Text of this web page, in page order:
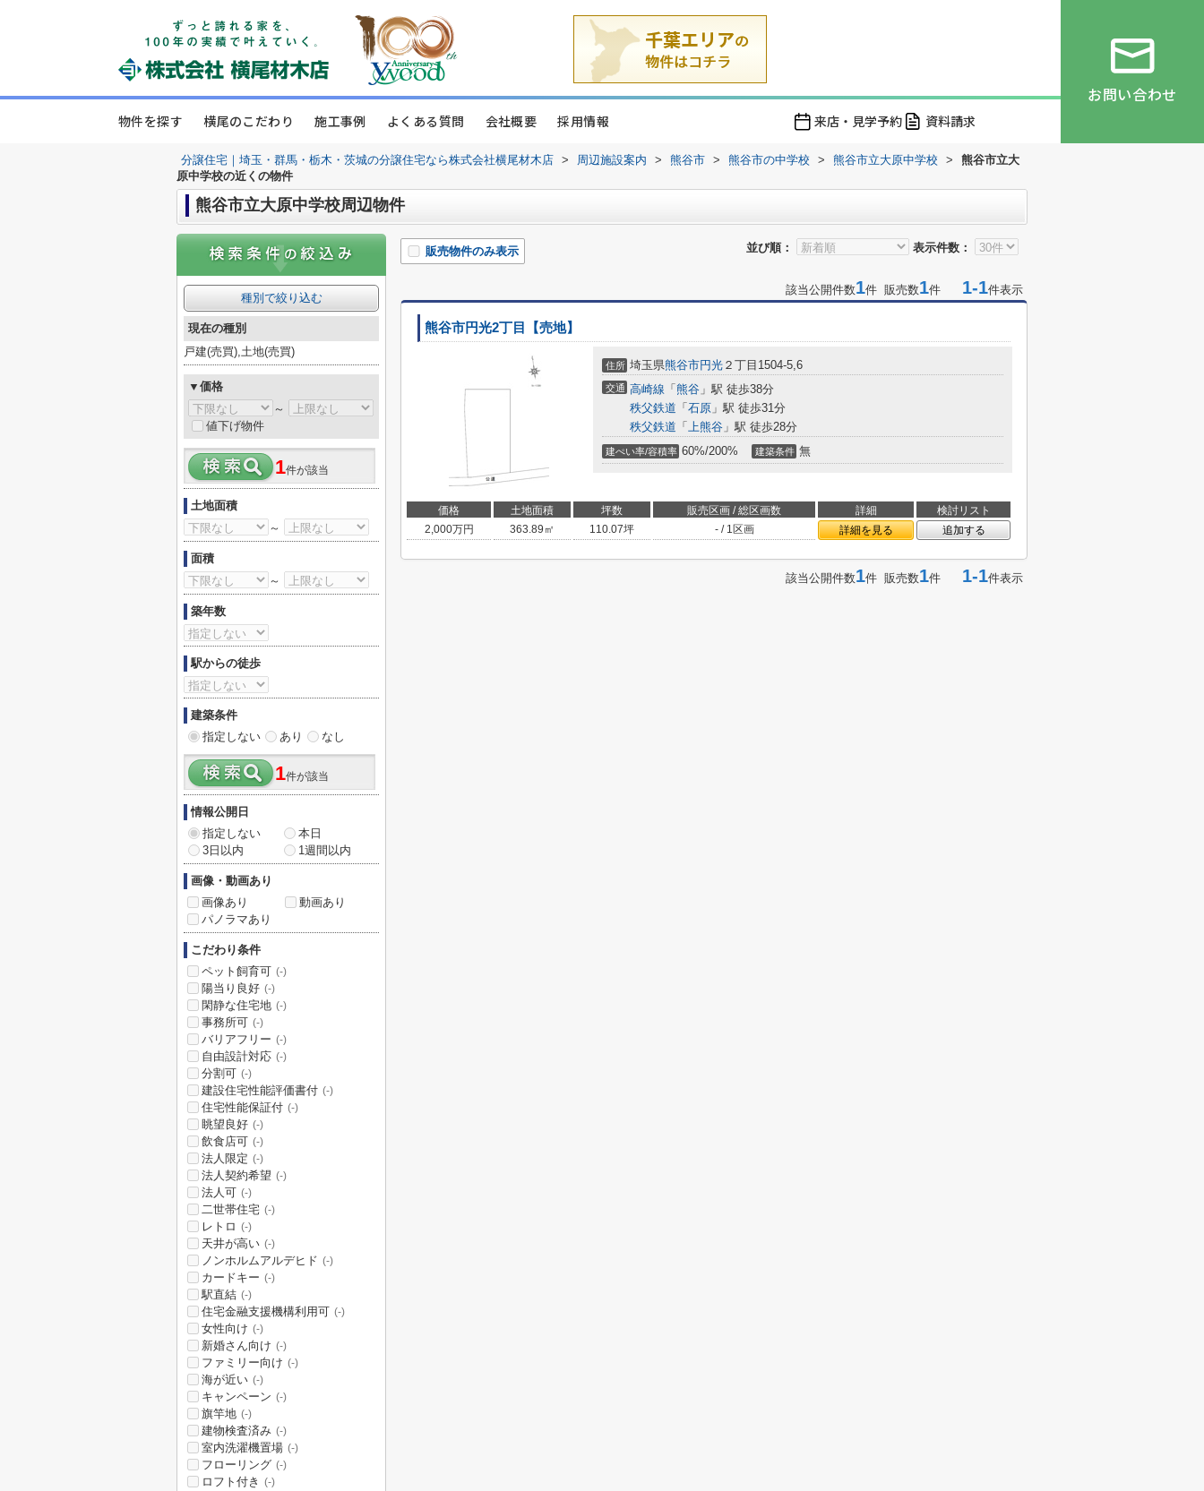
物件を探す 横尾のこだわり 施工事例 よくある質問 会社概要 採用情報 来店・見学予約 資料請求
お問い合わせ
分譲住宅｜埼玉・群馬・栃木・茨城の分譲住宅なら株式会社横尾材木店 > 周辺施設案内 > 熊谷市 > 熊谷市の中学校 > 熊谷市立大原中学校 >
熊谷市立大
原中学校の近くの物件
熊谷市立大原中学校周辺物件
並び順： 表示件数：
販売物件のみ表示
該当公開件数1件 販売数1件 1-1件表示
熊谷市円光2丁目【売地】
住所 埼玉県熊谷市円光 ２丁目1504-5,6
交通 高崎線 「 熊谷 」駅 徒歩38分
秩父鉄道 「 石原 」駅 徒歩31分
秩父鉄道 「 上熊谷 」駅 徒歩28分
建ぺい率/容積率 60%/200% 建築条件 無
価格 土地面積 坪数 販売区画 / 総区画数 詳細
検討リスト
2,000万円 363.89㎡ 110.07坪 - / 1区画 詳細を見る 追加する
該当公開件数1件 販売数1件 1-1件表示
種別で絞り込む
現在の種別
戸建(売買),土地(売買)
▼価格
～
値下げ物件
1件が該当
土地面積
～
面積
～
築年数
駅からの徒歩
建築条件
指定しない
あり なし
1件が該当
情報公開日
指定しない
本日
3日以内
1週間以内
画像・動画あり
画像あり
動画あり
パノラマあり
こだわり条件
ペット飼育可 (-)
陽当り良好 (-)
閑静な住宅地 (-)
事務所可 (-)
バリアフリー (-)
自由設計対応 (-)
分割可 (-)
建設住宅性能評価書付 (-)
住宅性能保証付 (-)
眺望良好 (-)
飲食店可 (-)
法人限定 (-)
法人契約希望 (-)
法人可 (-)
二世帯住宅 (-)
レトロ (-)
天井が高い (-)
ノンホルムアルデヒド (-)
カードキー (-)
駅直結 (-)
住宅金融支援機構利用可 (-)
女性向け (-)
新婚さん向け (-)
ファミリー向け (-)
海が近い (-)
キャンペーン (-)
旗竿地 (-)
建物検査済み (-)
室内洗濯機置場 (-)
フローリング (-)
ロフト付き (-)